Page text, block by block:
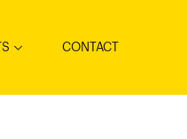
CONTACT